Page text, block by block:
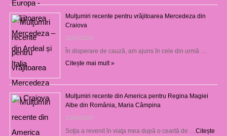
Mulţumiri recente pentru vrăjitoarea Mercedeza din
Craiova
22/07/2026
În disperare de cauză, am ajuns în cele din urmă …
Citește mai mult »
Mulţumiri recente din America pentru Regina Magiei
Albe din România, Maria Câmpina
23/08/2025
Soţia a revenit în viaţa mea după o ceartă de … Citește